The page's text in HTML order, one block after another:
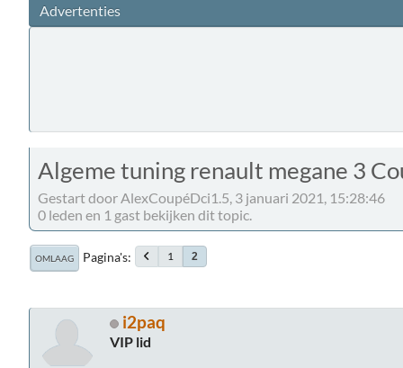
Advertenties
Algeme tuning renault megane 3
Gestart door AlexCoupéDci1.5, 3 januari 2021, 15:28:46
0 leden en 1 gast bekijken dit topic.
OMLAAG Pagina's 1 2
i2paq
VIP lid